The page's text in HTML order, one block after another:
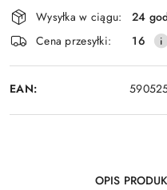
i
dostawa
Wysyłka w ciągu:
24
Cena przesyłki:
16
EAN:
OPIS